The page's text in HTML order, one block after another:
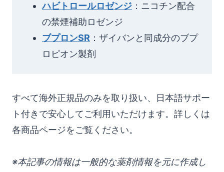
ハビトロールロゼンジ ：ニコチン配合
の禁煙補助ロゼンジ
ブプロンSR ：ザイバンと同成分のブプ
ロピオン製剤
すべて海外正規品のみを取り扱い、日本語サポー
ト付きで安心してご利用いただけます。詳しくは
各商品ページをご覧ください。
※本記事の情報は一般的な薬剤情報を元に作成し